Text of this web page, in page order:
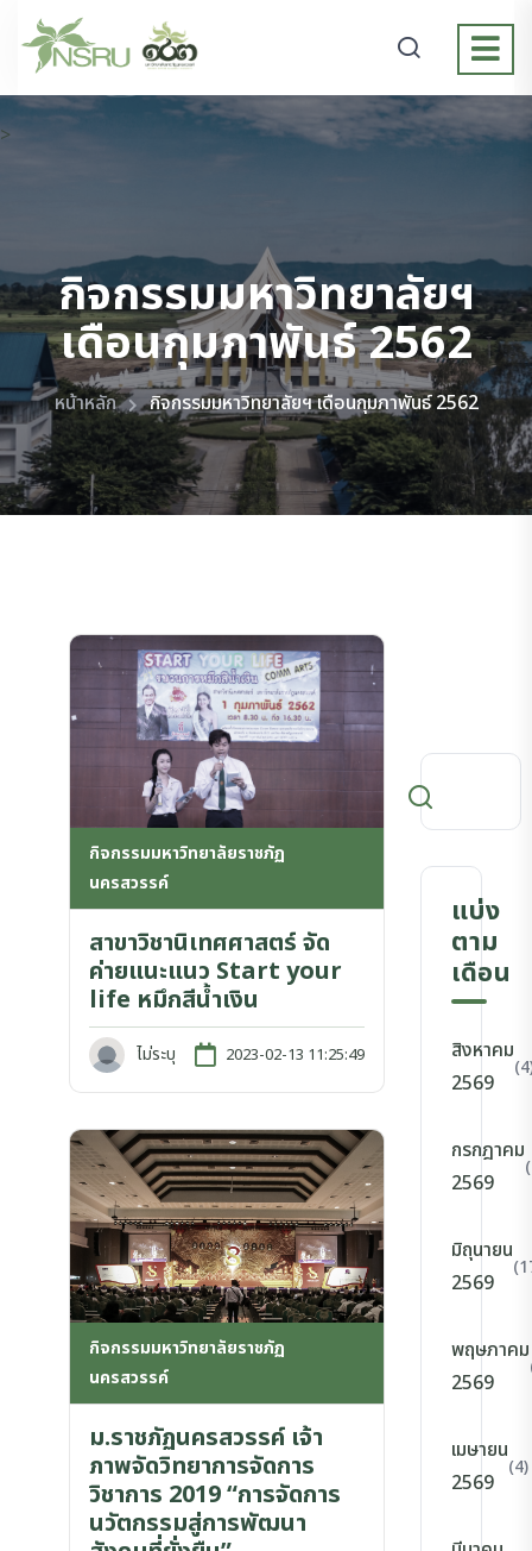
>
กิจกรรมมหาวิทยาลัยฯ
เดือนกุมภาพันธ์ 2562
หน้าหลัก กิจกรรมมหาวิทยาลัยฯ เดือนกุมภาพันธ์ 2562
กิจกรรมมหาวิทยาลัยราชภัฏ
นครสวรรค์
สาขาวิชานิเทศศาสตร์ จัด
ค่ายแนะแนว Start your
life หมึกสีน้ำเงิน
ไม่ระบุ 2023-02-13 11:25:49
กิจกรรมมหาวิทยาลัยราชภัฏ
นครสวรรค์
ม.ราชภัฏนครสวรรค์ เจ้า
ภาพจัดวิทยาการจัดการ
วิชาการ 2019 “การจัดการ
นวัตกรรมสู่การพัฒนา
แบ่ง
ตาม
เดือน
สิงหาคม
2569
กรกฎาคม
2569
มิถุนายน
2569
พฤษภาคม
2569
เมษายน
2569
(4)